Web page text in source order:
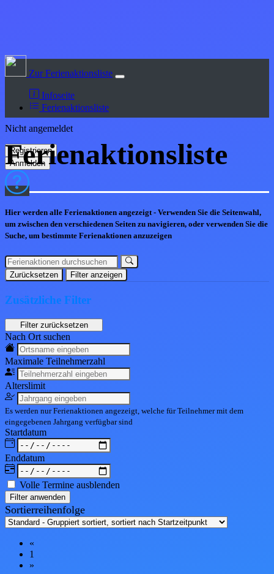
Zur Ferienaktionsliste
Infoseite
Ferienaktionsliste
Nicht angemeldet
Ferienaktionsliste
Hier werden alle Ferienaktionen angezeigt - Verwenden Sie die Seitenwahl,
um zwischen den verschiedenen Seiten zu navigieren, oder verwenden Sie die
Suche, um bestimmte Ferienaktionen anzuzeigen
Zurücksetzen Filter anzeigen
Zusätzliche Filter
Nach Ort suchen
Maximale Teilnehmerzahl
Alterslimit
Es werden nur Ferienaktionen angezeigt, welche für Teilnehmer mit dem
eingegebenen Jahrgang verfügbar sind
Startdatum
Enddatum
Volle Termine ausblenden
Filter anwenden
Sortierreihenfolge
«
1
»